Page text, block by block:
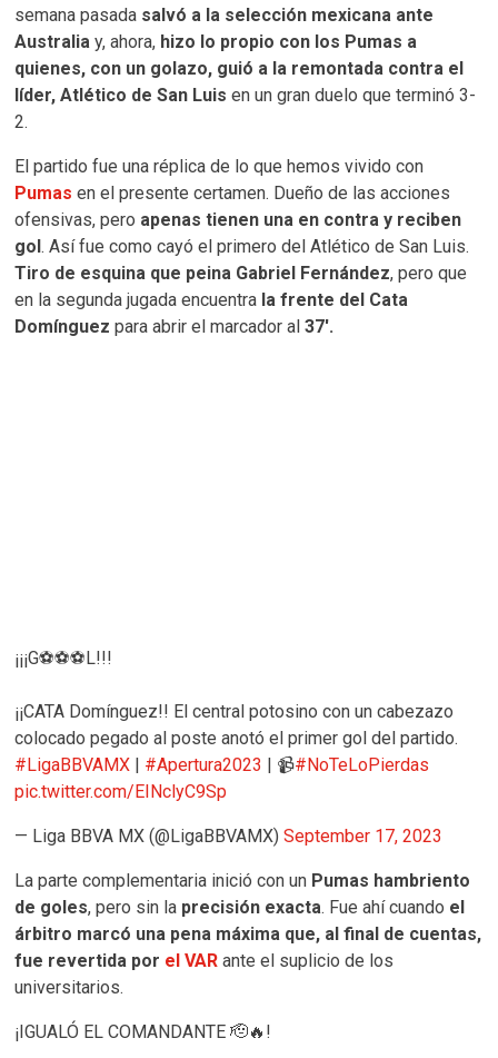
semana pasada salvó a la selección mexicana ante
Australia y, ahora, hizo lo propio con los Pumas a
quienes, con un golazo, guió a la remontada contra el
líder, Atlético de San Luis en un gran duelo que terminó 3-
2.
El partido fue una réplica de lo que hemos vivido con
Pumas en el presente certamen. Dueño de las acciones
ofensivas, pero apenas tienen una en contra y reciben
gol. Así fue como cayó el primero del Atlético de San Luis.
Tiro de esquina que peina Gabriel Fernández, pero que
en la segunda jugada encuentra la frente del Cata
Domínguez para abrir el marcador al37′.
¡¡¡G⚽⚽⚽L!!!
¡¡CATA Domínguez!! El central potosino con un cabezazo
colocado pegado al poste anotó el primer gol del partido.
#LigaBBVAMX | #Apertura2023 | 📹#NoTeLoPierdas
pic.twitter.com/EINclyC9Sp
— Liga BBVA MX (@LigaBBVAMX)September 17, 2023
La parte complementaria inició con un Pumas hambriento
de goles, pero sin la precisión exacta. Fue ahí cuando el
árbitro marcó una pena máxima que, al final de cuentas,
fue revertida por el VAR ante el suplicio de los
universitarios.
¡IGUALÓ EL COMANDANTE 🫡🔥!